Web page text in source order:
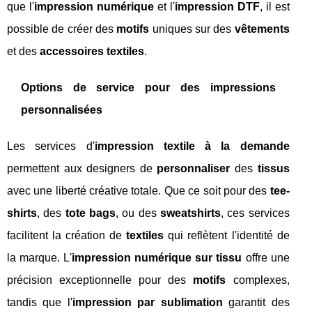
que l'impression numériqueet l'impression DTF, il est
possible de créer des motifs uniques sur des vêtements
et des accessoires textiles.
Options de service pour des impressions
personnalisées
Les services d'impression textile à la demande
permettent aux designers de personnaliser des tissus
avec une liberté créative totale. Que ce soit pour des tee-
shirts, des tote bags, ou des sweatshirts, ces services
facilitent la création detextiles qui reflètent l'identité de
la marque. L'impression numérique sur tissu offre une
précision exceptionnelle pour des motifs complexes,
tandis que l'impression par sublimation garantit des